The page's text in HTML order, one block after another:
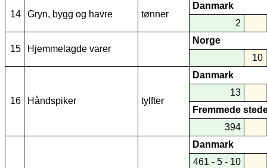
14 Gryn, bygg og havre tønner
Danmark
2
15 Hjemmelagde varer
Norge
10
16 Håndspiker tylfter
Danmark
13
Fremmede
394
Danmark
461 - 5 - 10